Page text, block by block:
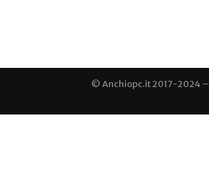
© Anchiopc.it 2017-2024 –